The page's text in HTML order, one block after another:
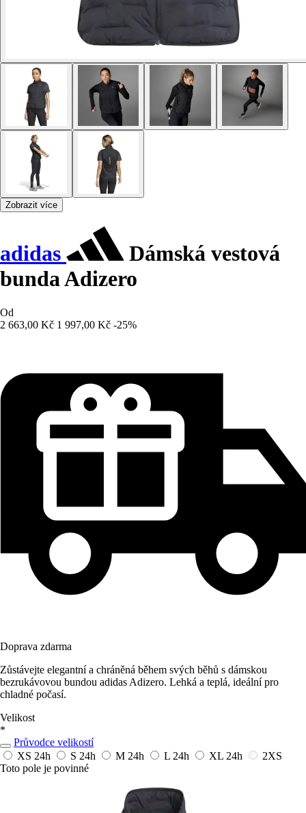
Zobrazit více
adidas
Dámská vestová
bunda Adizero
Od
2 663,00 Kč 1 997,00 Kč -25%
Doprava zdarma
Zůstávejte elegantní a chráněná během svých běhů s dámskou
bezrukávovou bundou adidas Adizero. Lehká a teplá, ideální pro
chladné počasí.
Velikost
*
Průvodce velikostí
XS 24h S 24h M 24h L 24h XL 24h
2XS
Toto pole je povinné